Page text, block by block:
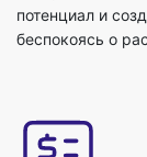
потенциал и
беспокоясь о